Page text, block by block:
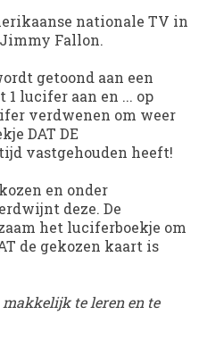
nationale TV in
Fallon.
getoond aan een
1 lucifer aan en ... op
verdwenen om weer
DAT DE
tijd vastgehouden heeft!
en onder
deze. De
het luciferboekje om
de gekozen kaart is
te leren en te